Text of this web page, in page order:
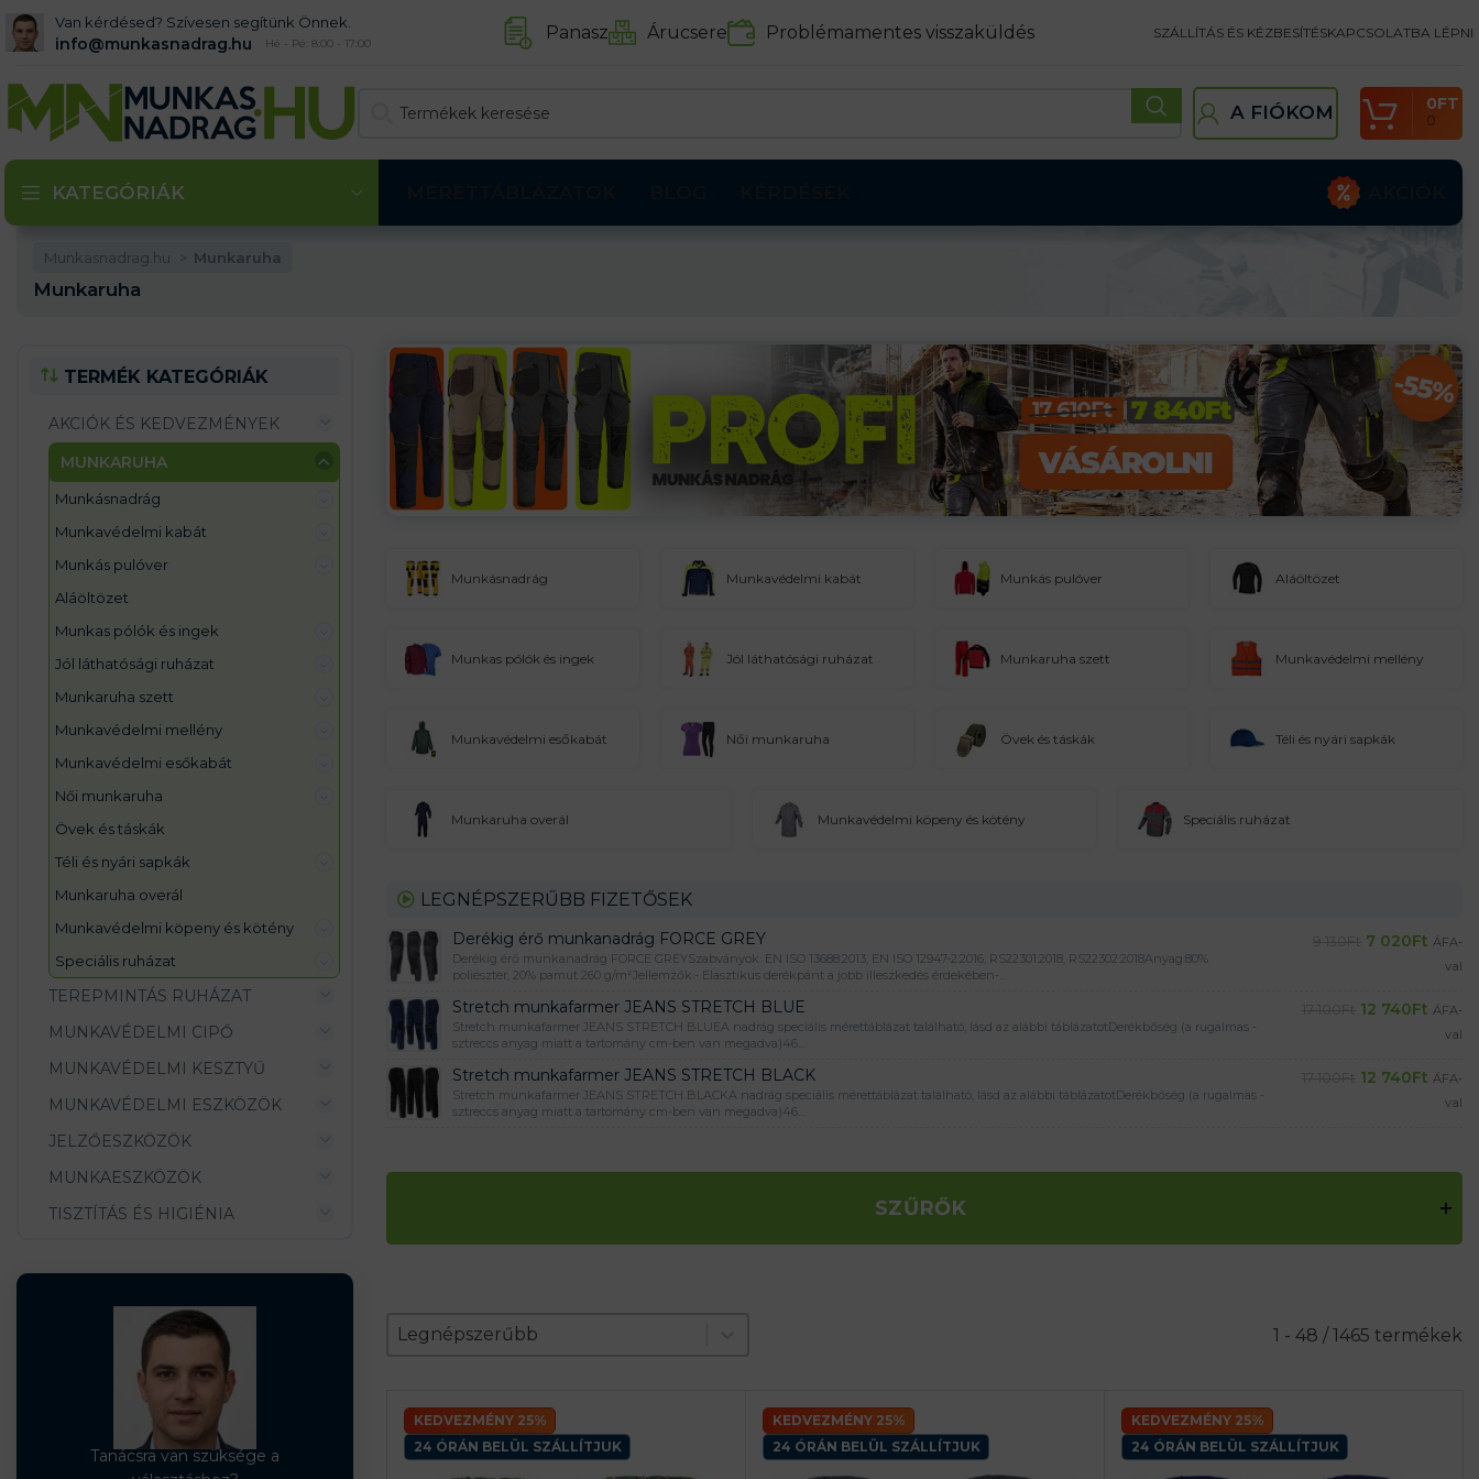
Van kérdésed? Szívesen segítünk Önnek.
info@munkasnadrag.hu Hé - Pé: 8:00 - 17:00 Panasz Árucsere Problémamentes visszaküldés SZÁLLÍTÁS ÉS KÉZBESÍTÉSKAPCSOLATBA LÉPNI
A FIÓKOM 0
0FT
KATEGÓRIÁK
Munkasnadrag.hu Munkaruha
Munkaruha
TERMÉK KATEGÓRIÁK
AKCIÓK ÉS KEDVEZMÉNYEK
MUNKARUHA
munkásnadrág
munkavédelmi kabát
munkás pulóver
aláöltözet
munkas pólók és ingek
jól láthatósági ruházat
munkaruha szett
munkavédelmi mellény
munkavédelmi esőkabát
női munkaruha
övek és táskák
téli és nyári sapkák
munkaruha overál
munkavédelmi köpeny és kötény
speciális ruházat
TEREPMINTÁS RUHÁZAT
MUNKAVÉDELMI CIPŐ
MUNKAVÉDELMI KESZTYŰ
MUNKAVÉDELMI ESZKÖZÖK
JELZŐESZKÖZÖK
MUNKAESZKÖZÖK
TISZTÍTÁS ÉS HIGIÉNIA
Tanácsra van szüksége a
Munkásnadrág Munkavédelmi kabát Munkás pulóver Aláöltözet
Munkas pólók és ingek Jól láthatósági ruházat Munkaruha szett Munkavédelmi mellény
Munkavédelmi esőkabát Női munkaruha Övek és táskák Téli és nyári sapkák
Munkaruha overál Munkavédelmi köpeny és kötény Speciális ruházat
LEGNÉPSZERŰBB FIZETŐSEK
Derékig érő munkanadrág FORCE GREY
Derékig érő munkanadrág FORCE GREYSzabványok: EN ISO 13688:2013, EN ISO 12947-2:2016, RS22301:2018, RS22302:2018Anyag:80%
poliészter, 20% pamut 260 g/m²Jellemzők:- Elasztikus derékpánt a jobb illeszkedés érdekében-…
7 020Ft ÁFA-
val
Stretch munkafarmer JEANS STRETCH BLUE
Stretch munkafarmer JEANS STRETCH BLUEA nadrág speciális mérettáblázat található, lásd az alábbi táblázatotDerékbőség (a rugalmas -
sztreccs anyag miatt a tartomány cm-ben van megadva)46…
12 740Ft ÁFA-
val
Stretch munkafarmer JEANS STRETCH BLACK
Stretch munkafarmer JEANS STRETCH BLACKA nadrág speciális mérettáblázat található, lásd az alábbi táblázatotDerékbőség (a rugalmas -
sztreccs anyag miatt a tartomány cm-ben van megadva)46…
12 740Ft ÁFA-
val
SZŰRŐK
Zoradenie produktov
Sort content
Legnépszerűbb
Sort content 1 - 48 / 1465 termékek
KEDVEZMÉNY 25%
24 ÓRÁN BELÜL SZÁLLÍTJUK
KEDVEZMÉNY 25%
24 ÓRÁN BELÜL SZÁLLÍTJUK
KEDVEZMÉNY 25%
24 ÓRÁN BELÜL SZÁLLÍTJUK